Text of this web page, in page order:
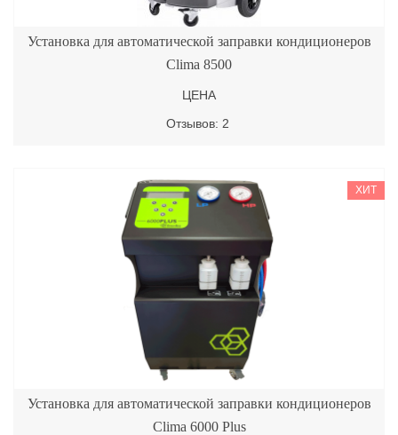
Установка для автоматической заправки кондиционеров
Clima 8500
ЦЕНА
Отзывов: 2
ХИТ
Установка для автоматической заправки кондиционеров
Clima 6000 Plus